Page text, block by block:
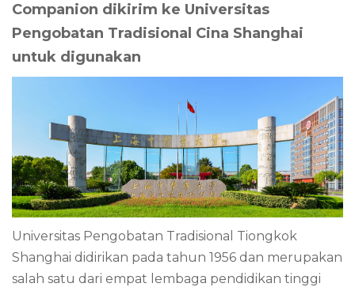
Companion dikirim ke Universitas
Pengobatan Tradisional Cina Shanghai
untuk digunakan
Universitas Pengobatan Tradisional Tiongkok
Shanghai didirikan pada tahun 1956 dan merupakan
salah satu dari empat lembaga pendidikan tinggi